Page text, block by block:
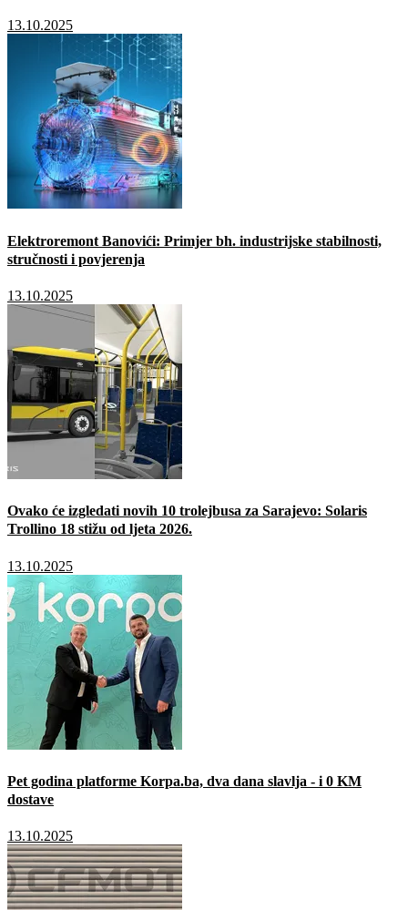
13.10.2025
Elektroremont Banovići: Primjer bh. industrijske stabilnosti,
stručnosti i povjerenja
13.10.2025
Ovako će izgledati novih 10 trolejbusa za Sarajevo: Solaris
Trollino 18 stižu od ljeta 2026.
13.10.2025
Pet godina platforme Korpa.ba, dva dana slavlja - i 0 KM
dostave
13.10.2025